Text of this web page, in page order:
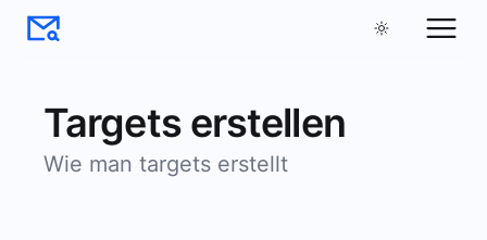
Targets erstellen
Wie man targets erstellt